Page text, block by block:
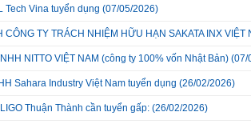
Tech Vina tuyển dụng (07/05/2026)
CÔNG TY TRÁCH NHIỆM HỮU HẠN SAKATA INX
NITTO VIỆT NAM (công ty 100% vốn Nhật Bản) (07/
Sahara Industry Việt Nam tuyển dụng (26/02/2026)
Thuận Thành cần tuyển gấp: (26/02/2026)